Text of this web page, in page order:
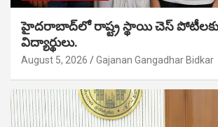
హైదరాబాద్‌లో రాష్ట్ర స్థాయి చెస్
విద్యార్థులు.
August 5, 2026 Gajanan Gangadhar Bidkar